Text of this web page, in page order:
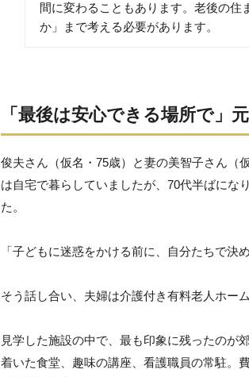
間に変わることもあります。老後の住
か」まで考える必要があります。
「最後は安心できる場所で」
俊夫さん（仮名・75歳）と妻の美智子さん（
は自宅で暮らしていましたが、70代半ばにな
た。
「子どもに迷惑をかける前に、自分たちで決
そう話し合い、夫婦は介護付き有料老人ホー
見学した施設の中で、最も印象に残ったのが
着いた食堂、趣味の講座、看護職員の常駐。